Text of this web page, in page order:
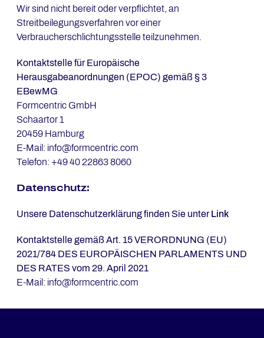
Wir sind nicht bereit oder verpflichtet, an
Streitbeilegungsverfahren vor einer
Verbraucherschlichtungsstelle teilzunehmen.
Kontaktstelle für Europäische
Herausgabeanordnungen (EPOC) gemäß § 3
EBewMG
Formcentric GmbH
Schaartor 1
20459 Hamburg
E-Mail: info@formcentric.com
Telefon: +49 40 22863 8060
Da­ten­schutz:
Unsere Datenschutzerklärung finden Sie unterLink
Kontaktstelle gemäß Art. 15VERORDNUNG (EU)
2021/784 DES EUROPÄISCHEN PARLAMENTS UND
DES RATES vom 29. April 2021
E-Mail: info@formcentric.com